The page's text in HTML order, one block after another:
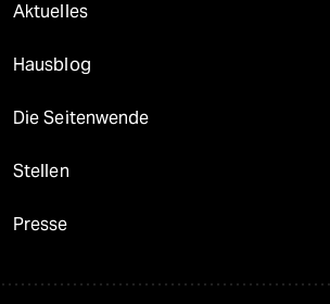
Aktuelles
Hausblog
Die Seitenwende
Stellen
Presse